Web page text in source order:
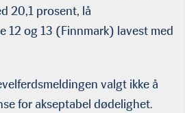
20,1 prosent, lå
12 og 13 (Finnmark) lavest med
valgt ikke å
for akseptabel dødelighet.